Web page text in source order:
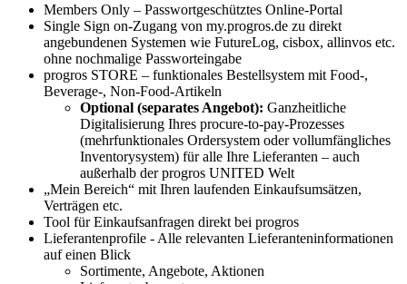
Members Only – Passwortgeschütztes Online-Portal
Single Sign on-Zugang von my.progros.de zu direkt
angebundenen Systemen wie FutureLog, cisbox, allinvos etc.
ohne nochmalige Passworteingabe
progros STORE – funktionales Bestellsystem mit Food-,
Beverage-, Non-Food-Artikeln
Optional (separates Angebot): Ganzheitliche
Digitalisierung Ihres procure-to-pay-Prozesses
(mehrfunktionales Ordersystem oder vollumfängliches
Inventorysystem) für alle Ihre Lieferanten – auch
außerhalb der progros UNITED Welt
„Mein Bereich“ mit Ihren laufenden Einkaufsumsätzen,
Verträgen etc.
Tool für Einkaufsanfragen direkt bei progros
Lieferantenprofile - Alle relevanten Lieferanteninformationen
auf einen Blick
Sortimente, Angebote, Aktionen